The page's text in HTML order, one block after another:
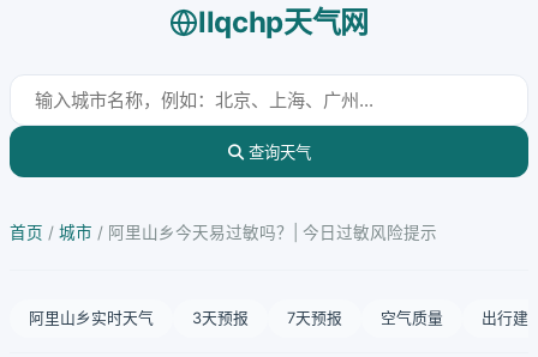
llqchp天气网
查询天气
首页 / 城市 / 阿里山乡今天易过敏吗？| 今日过敏风险提示
阿里山乡实时天气 3天预报 7天预报 空气质量 出行建